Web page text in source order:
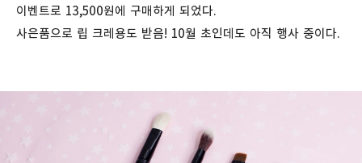
이벤트로 13,500원에 구매하게 되었다.
사은품으로 립 크레용도 받음! 10월 초인데도 아직 행사 중이다.